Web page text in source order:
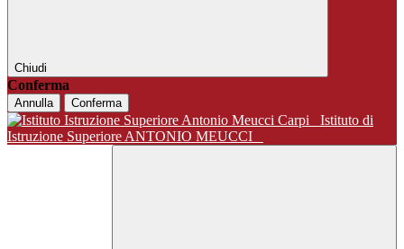
Chiudi
Conferma
Annulla Conferma
Istituto di
Istruzione Superiore ANTONIO MEUCCI